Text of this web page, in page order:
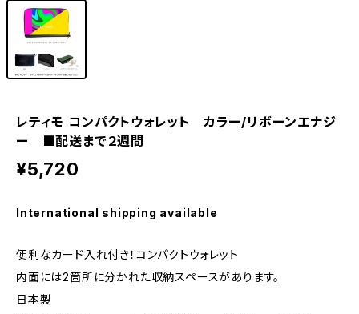
レティモ コンパクトウォレット カラー/リボーンエナジ
ー ■配送まで２週間
¥5,720
International shipping available
便利なカード入れ付き！コンパクトウォレット
内面には2箇所に分かれた収納スペースがあります。
日本製